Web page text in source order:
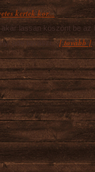
kertek kor...
lassan köszönt be az
üde tavaszi...[ tovább ]